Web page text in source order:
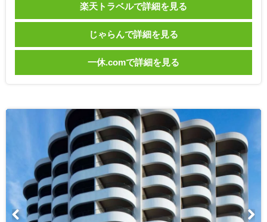
楽天トラベルで詳細を見る
じゃらんで詳細を見る
一休.comで詳細を見る